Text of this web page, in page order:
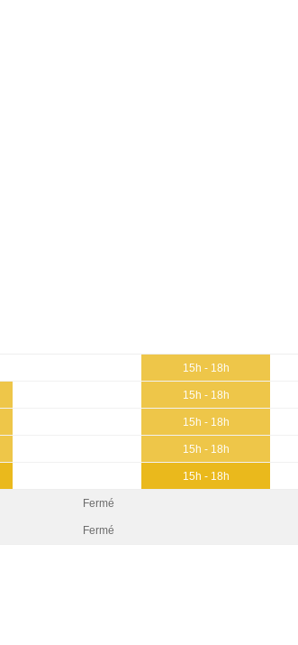
15h - 18h
15h - 18h
15h - 18h
15h - 18h
15h - 18h
Fermé
Fermé